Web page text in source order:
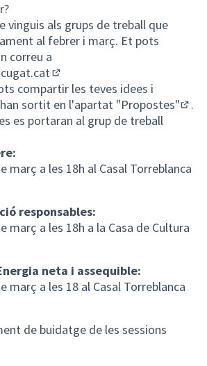
vinguis als grups de treball que
al febrer i març. Et pots
correu a
(Obrir en una pestanya nova)
compartir les teves idees i
sortit en l'apartat "Propostes"
.
es portaran al grup de treball
març a les 18h al Casal Torreblanca
responsables:
març a les 18h a la Casa de Cultura
neta i assequible:
març a les 18 al Casal Torreblanca
de buidatge de les sessions